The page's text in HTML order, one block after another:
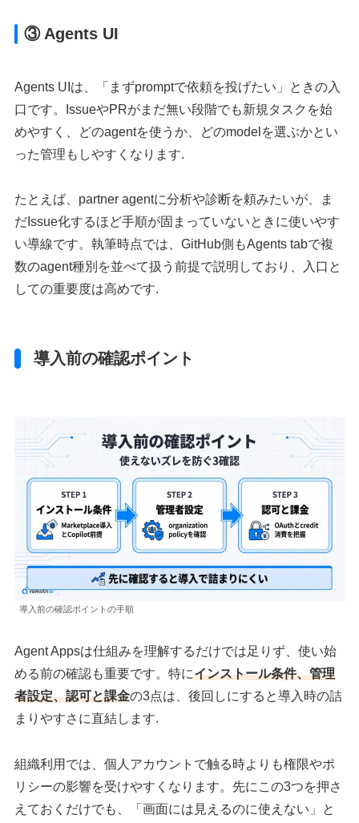
③ Agents UI
Agents UIは、「まずpromptで依頼を投げたい」ときの入
口です。IssueやPRがまだ無い段階でも新規タスクを始
めやすく、どのagentを使うか、どのmodelを選ぶかとい
った管理もしやすくなります.
たとえば、partner agentに分析や診断を頼みたいが、ま
だIssue化するほど手順が固まっていないときに使いやす
い導線です。執筆時点では、GitHub側もAgents tabで複
数のagent種別を並べて扱う前提で説明しており、入口と
しての重要度は高めです.
導入前の確認ポイント
導入前の確認ポイントの手順
Agent Appsは仕組みを理解するだけでは足りず、使い始
める前の確認も重要です。特にインストール条件、管理
者設定、認可と課金の3点は、後回しにすると導入時の詰
まりやすさに直結します.
組織利用では、個人アカウントで触る時よりも権限やポ
リシーの影響を受けやすくなります。先にこの3つを押さ
えておくだけでも、「画面には見えるのに使えない」と